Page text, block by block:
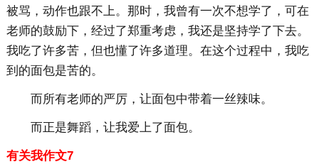
被骂，动作也跟不上。那时，我曾有一次不想学了，可在
老师的鼓励下，经过了郑重考虑，我还是坚持学了下去。
我吃了许多苦，但也懂了许多道理。在这个过程中，我吃
到的面包是苦的。
而所有老师的严厉，让面包中带着一丝辣味。
而正是舞蹈，让我爱上了面包。
有关我作文7